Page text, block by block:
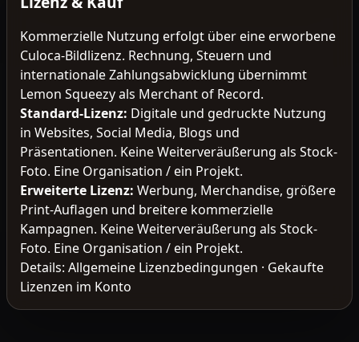
Kommerzielle Nutzung erfolgt über eine erworbene
Culoca-Bildlizenz. Rechnung, Steuern und
internationale Zahlungsabwicklung übernimmt
Lemon Squeezy als Merchant of Record.
Standard-Lizenz: Digitale und gedruckte Nutzung
in Websites, Social Media, Blogs und
Präsentationen. Keine Weiterveräußerung als Stock-
Foto. Eine Organisation / ein Projekt.
Erweiterte Lizenz: Werbung, Merchandise, größere
Print-Auflagen und breitere kommerzielle
Kampagnen. Keine Weiterveräußerung als Stock-
Foto. Eine Organisation / ein Projekt.
Details: Allgemeine Lizenzbedingungen · Gekaufte
Lizenzen im Konto